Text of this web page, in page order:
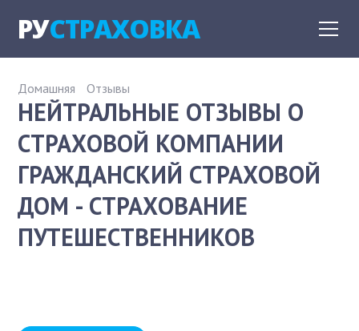
РУСТРАХОВКА
Домашняя Отзывы
НЕЙТРАЛЬНЫЕ ОТЗЫВЫ О
СТРАХОВОЙ КОМПАНИИ
ГРАЖДАНСКИЙ СТРАХОВОЙ
ДОМ - СТРАХОВАНИЕ
ПУТЕШЕСТВЕННИКОВ